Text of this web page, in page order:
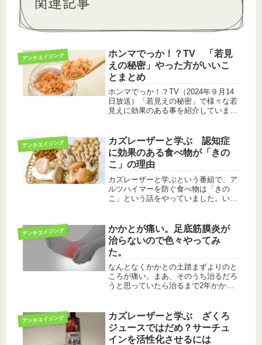
アンチエイジング
ホンマでっか！？TV 「若見
えの秘密」やった方がいいこ
とまとめ
ホンマでっか！？TV（2024年９月14
日放送）「若見えの秘密」で様々な若
見えに効果のある事を紹介していまし
した。歯磨き1日に2回歯磨きをする人
は1回の人より見た目が4歳以...
アンチエイジング
カズレーザーと学ぶ 認知症
に効果のある食べ物が「きの
こ」の理由
カズレーザーと学ぶという番組で、ア
ルツハイマーを防ぐ食べ物は「きの
こ」という話をやっていました。いま
だと思っていましたが、どうやらそう
ではないみたい。どうしてきのこがい
い...
アンチエイジング
かかとが痛い。足底筋膜炎が
治らないので色々やってみ
た。
なんとなくかかとの土踏まずよりのと
ころが痛い。まあ、そのうち治るだろ
うと思っていたら治るまで2年かかり
ものをまとめました。なかなか治らな
いこの怪我。何かのヒントになれば
幸...
アンチエイジング
カズレーザーと学ぶ ざくろ
ジュースではだめ？サーチュ
インを活性化させるには